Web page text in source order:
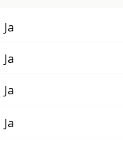
Ja
Ja
Ja
Ja